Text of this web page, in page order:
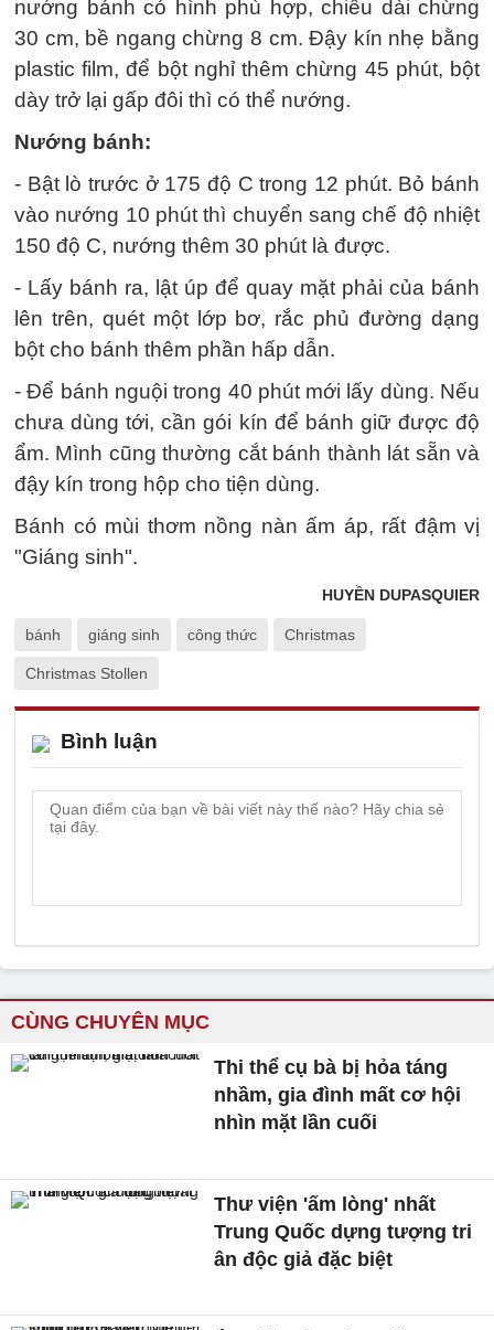
nướng bánh có hình phù hợp, chiều dài chừng
30 cm, bề ngang chừng 8 cm. Đậy kín nhẹ bằng
plastic film, để bột nghỉ thêm chừng 45 phút, bột
dày trở lại gấp đôi thì có thể nướng.
Nướng bánh:
- Bật lò trước ở 175 độ C trong 12 phút. Bỏ bánh
vào nướng 10 phút thì chuyển sang chế độ nhiệt
150 độ C, nướng thêm 30 phút là được.
- Lấy bánh ra, lật úp để quay mặt phải của bánh
lên trên, quét một lớp bơ, rắc phủ đường dạng
bột cho bánh thêm phần hấp dẫn.
- Để bánh nguội trong 40 phút mới lấy dùng. Nếu
chưa dùng tới, cần gói kín để bánh giữ được độ
ẩm. Mình cũng thường cắt bánh thành lát sẵn và
đậy kín trong hộp cho tiện dùng.
Bánh có mùi thơm nồng nàn ấm áp, rất đậm vị
"Giáng sinh".
HUYỀN DUPASQUIER
bánh giáng sinh công thức Christmas
Christmas Stollen
Bình luận
CÙNG CHUYÊN MỤC
Thi thể cụ bà bị hỏa táng
nhầm, gia đình mất cơ hội
nhìn mặt lần cuối
Thư viện 'ấm lòng' nhất
Trung Quốc dựng tượng tri
ân độc giả đặc biệt